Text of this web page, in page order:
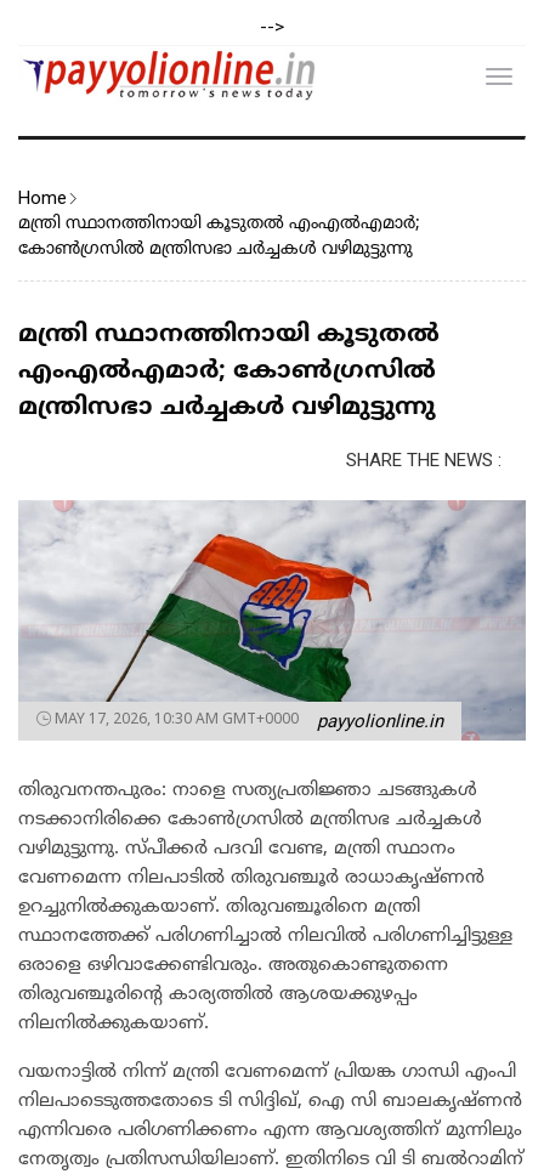
-->
Home
മന്ത്രി സ്ഥാനത്തിനായി കൂടുതൽ എംഎൽഎമാർ;
കോൺഗ്രസിൽ മന്ത്രിസഭാ ചർച്ചകൾ വഴിമുട്ടുന്നു
മന്ത്രി സ്ഥാനത്തിനായി കൂടുതൽ
എംഎൽഎമാർ; കോൺഗ്രസിൽ
മന്ത്രിസഭാ ചർച്ചകൾ വഴിമുട്ടുന്നു
SHARE THE NEWS :
MAY 17, 2026, 10:30 AM GMT+0000 payyolionline.in
തിരുവനന്തപുരം: നാളെ സത്യപ്രതിജ്ഞാ ചടങ്ങുകൾ
നടക്കാനിരിക്കെ കോൺഗ്രസിൽ മന്ത്രിസഭ ചർച്ചകൾ
വഴിമുട്ടുന്നു. സ്പീക്കർ പദവി വേണ്ട, മന്ത്രി സ്ഥാനം
വേണമെന്ന നിലപാടിൽ തിരുവഞ്ചൂർ രാധാകൃഷ്ണൻ
ഉറച്ചുനിൽക്കുകയാണ്. തിരുവഞ്ചൂരിനെ മന്ത്രി
സ്ഥാനത്തേക്ക് പരിഗണിച്ചാൽ നിലവിൽ പരിഗണിച്ചിട്ടുള്ള
ഒരാളെ ഒഴിവാക്കേണ്ടിവരും. അതുകൊണ്ടുതന്നെ
തിരുവഞ്ചൂരിന്റെ കാര്യത്തിൽ ആശയക്കുഴപ്പം
നിലനിൽക്കുകയാണ്.
വയനാട്ടിൽ നിന്ന് മന്ത്രി വേണമെന്ന് പ്രിയങ്ക ഗാന്ധി എംപി
നിലപാടെടുത്തതോടെ ടി സിദ്ദിഖ്, ഐ സി ബാലകൃഷ്ണൻ
എന്നിവരെ പരിഗണിക്കണം എന്ന ആവശ്യത്തിന് മുന്നിലും
നേതൃത്വം പ്രതിസന്ധിയിലാണ്. ഇതിനിടെ വി ടി ബൽറാമിന്